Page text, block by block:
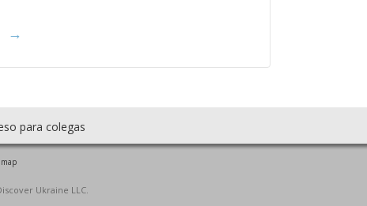
→
para colegas
Ukraine LLC.